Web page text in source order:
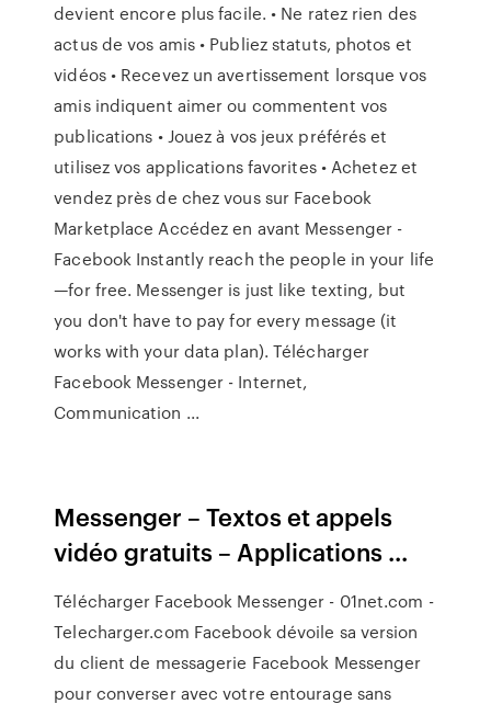
devient encore plus facile. • Ne ratez rien des
actus de vos amis • Publiez statuts, photos et
vidéos • Recevez un avertissement lorsque vos
amis indiquent aimer ou commentent vos
publications • Jouez à vos jeux préférés et
utilisez vos applications favorites • Achetez et
vendez près de chez vous sur Facebook
Marketplace Accédez en avant Messenger -
Facebook Instantly reach the people in your life
—for free. Messenger is just like texting, but
you don't have to pay for every message (it
works with your data plan). Télécharger
Facebook Messenger - Internet,
Communication ...
Messenger – Textos et appels
vidéo gratuits – Applications ...
Télécharger Facebook Messenger - 01net.com -
Telecharger.com Facebook dévoile sa version
du client de messagerie Facebook Messenger
pour converser avec votre entourage sans